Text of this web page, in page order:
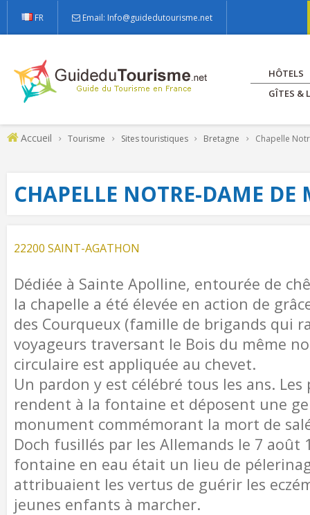
FR Email: Info@guidedutourisme.net
HÔTELS
GÎTES &
Accueil Tourisme Sites touristiques Bretagne Chapelle
CHAPELLE NOTRE-DAME
22200 SAINT-AGATHON
Dédiée à Sainte Apolline, entourée de
la chapelle a été élevée en action de
des Courqueux (famille de brigands qui
voyageurs traversant le Bois du même
circulaire est appliquée au chevet.
Un pardon y est célébré tous les ans. Les
rendent à la fontaine et déposent une
monument commémorant la mort de
Doch fusillés par les Allemands le 7 août
fontaine en eau était un lieu de
attribuaient les vertus de guérir les
jeunes enfants à marcher.